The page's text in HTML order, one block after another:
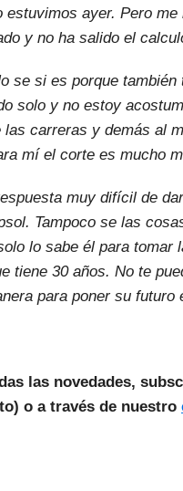
ayer. Pero
y no ha salido el
se si es porque
solo y no estoy
carreras y demás al
mí el corte es mucho
muy difícil de
Tampoco se las
lo sabe él para tomar
tiene 30 años. No te
para poner su futuro
las novedades,
o a través de nuestro